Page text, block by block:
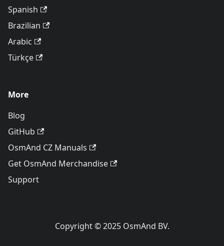
Spanish
Brazilian
Arabic
Türkçe
More
Blog
GitHub
OsmAnd CZ Manuals
Get OsmAnd Merchandise
Support
Copyright © 2025 OsmAnd BV.